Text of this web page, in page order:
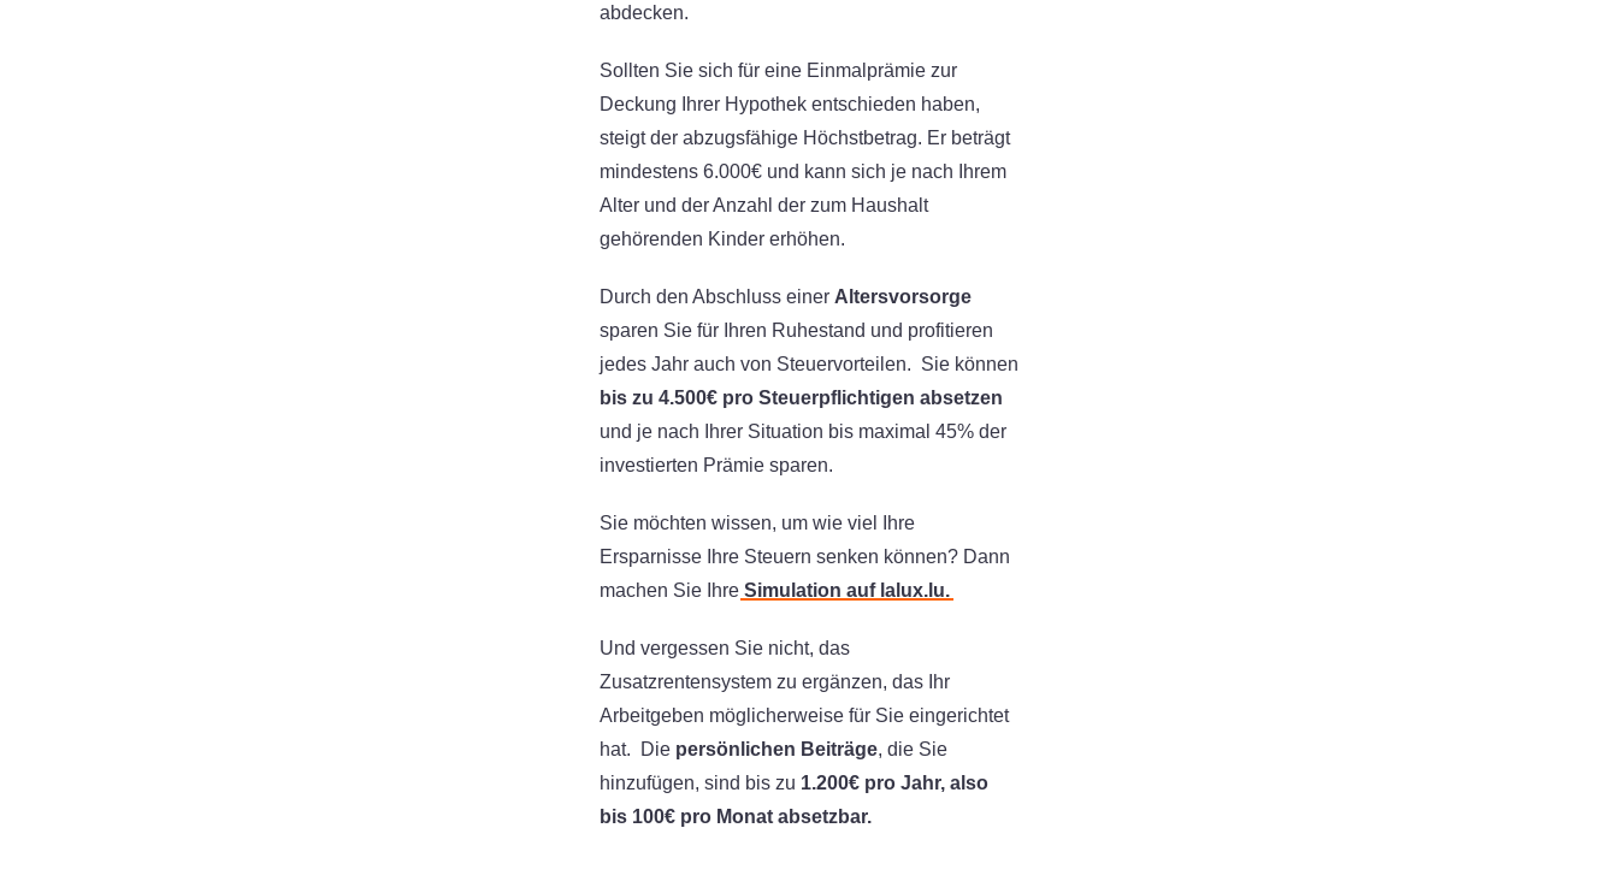
abdecken.
Sollten Sie sich für eine Einmalprämie zur
Deckung Ihrer Hypothek entschieden haben,
steigt der abzugsfähige Höchstbetrag. Er beträgt
mindestens 6.000€ und kann sich je nach Ihrem
Alter und der Anzahl der zum Haushalt
gehörenden Kinder erhöhen.
Durch den Abschluss einer Altersvorsorge
sparen Sie für Ihren Ruhestand und profitieren
jedes Jahr auch von Steuervorteilen. Sie können
bis zu 4.500€ pro Steuerpflichtigen absetzen
und je nach Ihrer Situation bis maximal 45% der
investierten Prämie sparen.
Sie möchten wissen, um wie viel Ihre
Ersparnisse Ihre Steuern senken können? Dann
machen Sie Ihre Simulation auf lalux.lu.
Und vergessen Sie nicht, das
Zusatzrentensystem zu ergänzen, das Ihr
Arbeitgeben möglicherweise für Sie eingerichtet
hat. Die persönlichen Beiträge, die Sie
hinzufügen, sind bis zu 1.200€ pro Jahr, also
bis 100€ pro Monat absetzbar.